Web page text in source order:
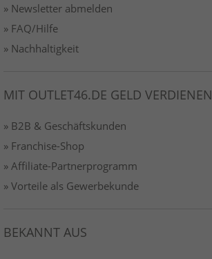
» Newsletter abmelden
» FAQ/Hilfe
» Nachhaltigkeit
MIT OUTLET46.DE GELD VERDIENEN
» B2B & Geschäftskunden
» Franchise-Shop
» Affiliate-Partnerprogramm
» Vorteile als Gewerbekunde
BEKANNT AUS